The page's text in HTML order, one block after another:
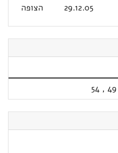
29.12.05 הצופה
49
,
54